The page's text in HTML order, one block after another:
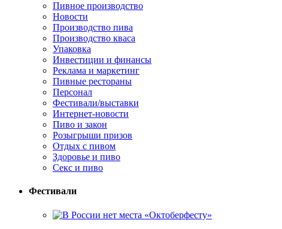
Пивное производство
Новости
Производство пива
Производство кваса
Упаковка
Инвестиции и финансы
Реклама и маркетинг
Пивные рестораны
Персонал
Фестивали/выставки
Интернет-новости
Пиво и закон
Розыгрыши призов
Отдых с пивом
Здоровье и пиво
Секс и пиво
Фестивали